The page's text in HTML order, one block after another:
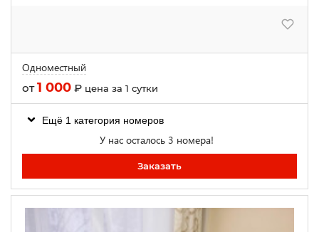
Одноместный
от1 000 ₽ цена за 1 сутки
Ещё 1 категория номеров
У нас осталось 3 номера!
Заказать